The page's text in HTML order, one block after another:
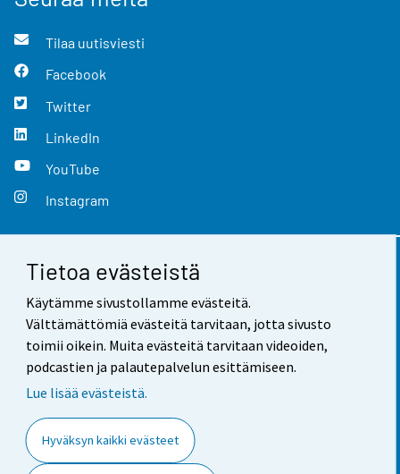
Tietoa evästeistä
Käytämme sivustollamme evästeitä.
Välttämättömiä evästeitä tarvitaan, jotta sivusto
toimii oikein. Muita evästeitä tarvitaan videoiden,
podcastien ja palautepalvelun esittämiseen.
Lue lisää evästeistä.
Hyväksyn kaikki evästeet
Tilaa uutisviesti
Facebook
Twitter
LinkedIn
YouTube
Instagram
Yhteystiedot
Palaute
Käyttöehdot
Saavutettavuus
Tietoa sivustosta